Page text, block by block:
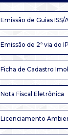
Emissão de Guias ISS/
Emissão de 2ª via do
Ficha de Cadastro
Nota Fiscal Eletrônica
Licenciamento